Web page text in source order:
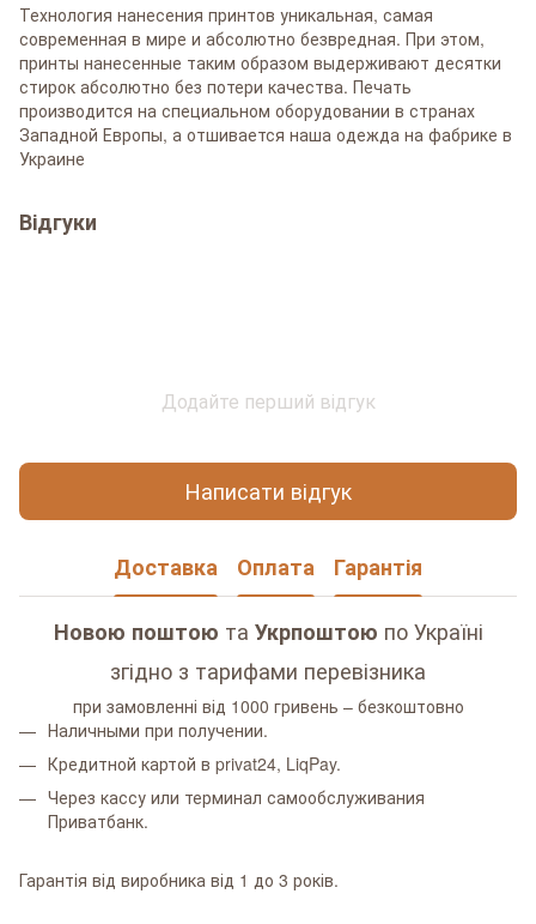
Технология нанесения принтов уникальная, самая
современная в мире и абсолютно безвредная. При этом,
принты нанесенные таким образом выдерживают десятки
стирок абсолютно без потери качества. Печать
производится на специальном оборудовании в странах
Западной Европы, а отшивается наша одежда на фабрике в
Украине
Відгуки
Додайте перший відгук
Написати відгук
Доставка Оплата Гарантія
Новою поштою та Укрпоштою по Україні
згідно з тарифами перевізника
при замовленні від 1000 гривень – безкоштовно
Наличными при получении.
Кредитной картой в privat24, LiqPay.
Через кассу или терминал самообслуживания
Приватбанк.
Гарантія від виробника від 1 до 3 років.